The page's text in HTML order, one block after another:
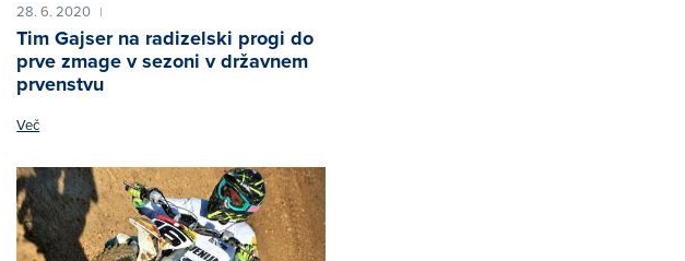
28. 6. 2020 |
Tim Gajser na radizelski progi do
prve zmage v sezoni v državnem
prvenstvu
Več